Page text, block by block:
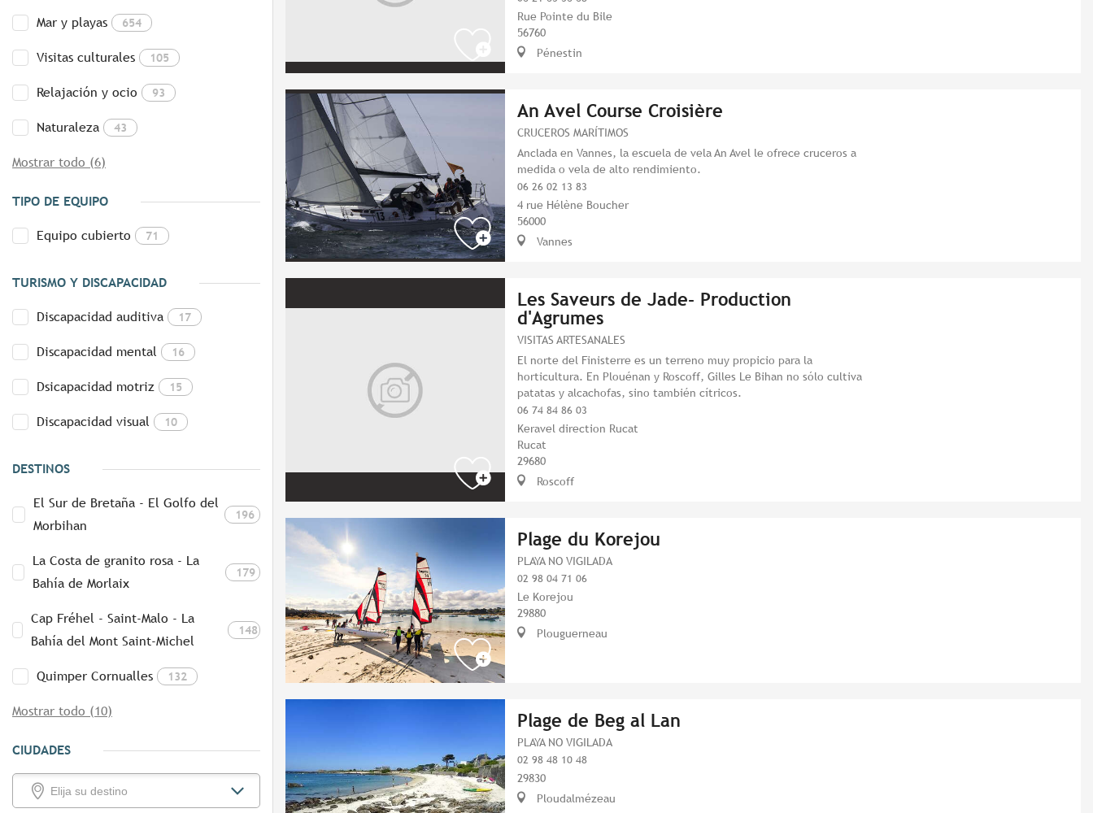
Mar y playas 654
Visitas culturales 105
Relajación y ocio 93
Naturaleza 43
Mostrar todo (6)
TIPO DE EQUIPO
Equipo cubierto 71
TURISMO Y DISCAPACIDAD
Discapacidad auditiva 17
Discapacidad mental 16
Dsicapacidad motriz 15
Discapacidad visual 10
DESTINOS
El Sur de Bretaña - El Golfo del
Morbihan
196
La Costa de granito rosa - La
Bahía de Morlaix
179
Cap Fréhel - Saint-Malo - La
Bahía del Mont Saint-Michel
148
Quimper Cornualles 132
Mostrar todo (10)
CIUDADES
Rue Pointe du Bile
56760
Pénestin
An Avel Course Croisière
CRUCEROS MARÍTIMOS
Anclada en Vannes, la escuela de vela An Avel le ofrece cruceros a
medida o vela de alto rendimiento.
06 26 02 13 83
4 rue Hélène Boucher
56000
Vannes
Les Saveurs de Jade- Production
d'Agrumes
VISITAS ARTESANALES
El norte del Finisterre es un terreno muy propicio para la
horticultura. En Plouénan y Roscoff, Gilles Le Bihan no sólo cultiva
patatas y alcachofas, sino también cítricos.
06 74 84 86 03
Keravel direction Rucat
Rucat
29680
Roscoff
Plage du Korejou
PLAYA NO VIGILADA
02 98 04 71 06
Le Korejou
29880
Plouguerneau
Plage de Beg al Lan
PLAYA NO VIGILADA
02 98 48 10 48
29830
Ploudalmézeau